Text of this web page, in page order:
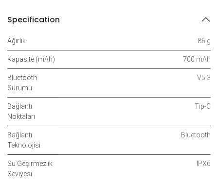
Specification
Ağırlık 86 g
Kapasite (mAh) 700 mAh
Bluetooth
Sürümü
V5.3
Bağlantı
Noktaları
Tip-C
Bağlantı
Teknolojisi
Bluetooth
Su Geçirmezlik
Seviyesi
IPX6